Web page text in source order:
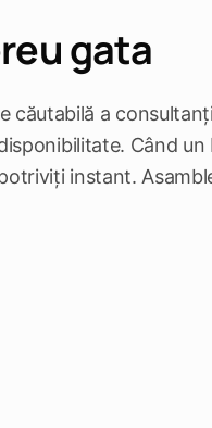
gata
căutabilă a
Când un
instant.